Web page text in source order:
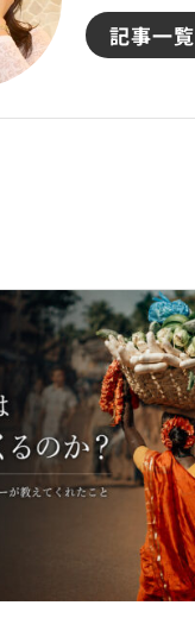
記事一覧